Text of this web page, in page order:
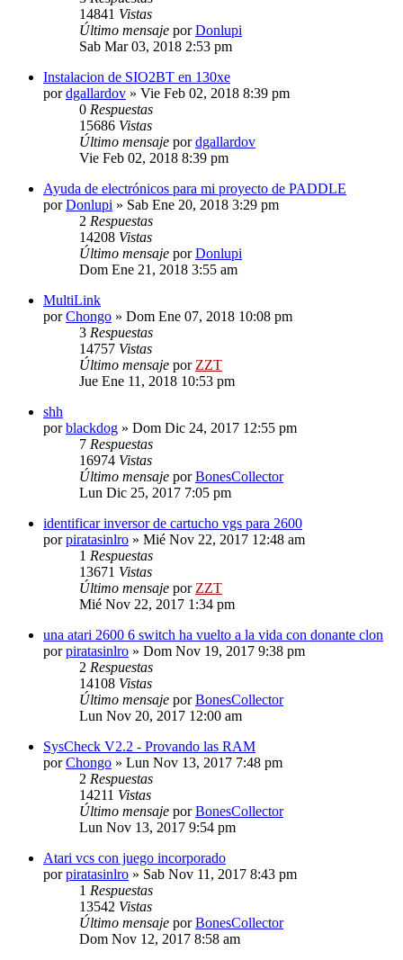
14841 Vistas
Último mensaje porDonlupi
Sab Mar 03, 2018 2:53 pm
Instalacion de SIO2BT en 130xe
pordgallardov » Vie Feb 02, 2018 8:39 pm
0 Respuestas
15686 Vistas
Último mensaje pordgallardov
Vie Feb 02, 2018 8:39 pm
Ayuda de electrónicos para mi proyecto de PADDLE
porDonlupi » Sab Ene 20, 2018 3:29 pm
2 Respuestas
14208 Vistas
Último mensaje porDonlupi
Dom Ene 21, 2018 3:55 am
MultiLink
porChongo » Dom Ene 07, 2018 10:08 pm
3 Respuestas
14757 Vistas
Último mensaje por ZZT
Jue Ene 11, 2018 10:53 pm
shh
porblackdog » Dom Dic 24, 2017 12:55 pm
7 Respuestas
16974 Vistas
Último mensaje porBonesCollector
Lun Dic 25, 2017 7:05 pm
identificar inversor de cartucho vgs para 2600
porpiratasinlro » Mié Nov 22, 2017 12:48 am
1 Respuestas
13671 Vistas
Último mensaje por ZZT
Mié Nov 22, 2017 1:34 pm
una atari 2600 6 switch ha vuelto a la vida con donante clon
porpiratasinlro » Dom Nov 19, 2017 9:38 pm
2 Respuestas
14108 Vistas
Último mensaje porBonesCollector
Lun Nov 20, 2017 12:00 am
SysCheck V2.2 - Provando las RAM
porChongo » Lun Nov 13, 2017 7:48 pm
2 Respuestas
14211 Vistas
Último mensaje porBonesCollector
Lun Nov 13, 2017 9:54 pm
Atari vcs con juego incorporado
porpiratasinlro » Sab Nov 11, 2017 8:43 pm
1 Respuestas
13542 Vistas
Último mensaje porBonesCollector
Dom Nov 12, 2017 8:58 am